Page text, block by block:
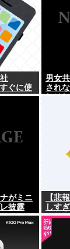
ぐに使
男女
され
がミニ
披露
【悲
しす
ャッ